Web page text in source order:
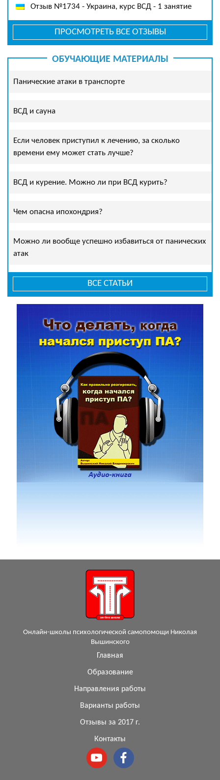
Отзыв №1734 - Украина, курс ВСД - 1 занятие
ПРОСМОТРЕТЬ ВСЕ ОТЗЫВЫ
ОБУЧАЮЩИЕ МАТЕРИАЛЫ
Панические атаки в транспорте
ВСД и сауна
Если человек приступил к лечению, за сколько
времени ему может стать лучше?
ВСД и курение. Можно ли при ВСД курить?
Чем опасна ипохондрия?
Можно ли вообще успешно избавиться от панических
атак
ВСЕ СТАТЬИ
Онлайн-школы психологической самопомощи Николая
Вышинского
Главная
Образование
Направления работы
Варианты работы
Отзывы за 2017 г.
Контакты